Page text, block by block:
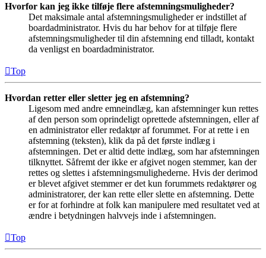
Hvorfor kan jeg ikke tilføje flere afstemningsmuligheder?
Det maksimale antal afstemningsmuligheder er indstillet af
boardadministrator. Hvis du har behov for at tilføje flere
afstemningsmuligheder til din afstemning end tilladt, kontakt
da venligst en boardadministrator.
Top
Hvordan retter eller sletter jeg en afstemning?
Ligesom med andre emneindlæg, kan afstemninger kun rettes
af den person som oprindeligt oprettede afstemningen, eller af
en administrator eller redaktør af forummet. For at rette i en
afstemning (teksten), klik da på det første indlæg i
afstemningen. Det er altid dette indlæg, som har afstemningen
tilknyttet. Såfremt der ikke er afgivet nogen stemmer, kan der
rettes og slettes i afstemningsmulighederne. Hvis der derimod
er blevet afgivet stemmer er det kun forummets redaktører og
administratorer, der kan rette eller slette en afstemning. Dette
er for at forhindre at folk kan manipulere med resultatet ved at
ændre i betydningen halvvejs inde i afstemningen.
Top